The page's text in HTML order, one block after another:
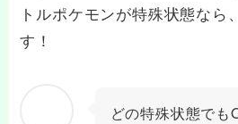
トルポケモンが特殊状態なら
す！
どの特殊状態でも